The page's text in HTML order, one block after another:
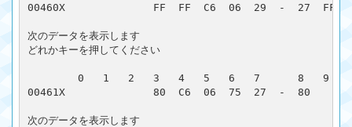
00460X              FF  FF  C6  06  29  -  27  FF
次のデータを表示します
どれかキーを押してください
0   1   2   3   4   5   6   7      8   9
00461X              80  C6  06  75  27  -  80
次のデータを表示します